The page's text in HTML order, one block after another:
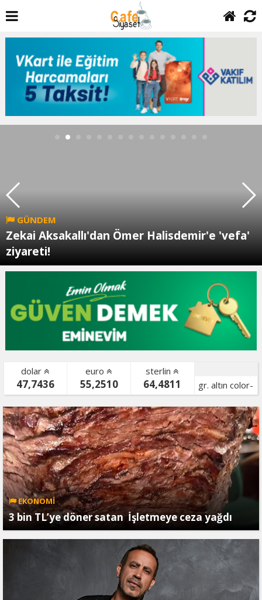
GÜNDEM
Zekai Aksakallı'dan Ömer Halisdemir'e 'vefa'
ziyareti!
dolar
47,7436
euro
55,2510
sterlin
64,4811
gr. altın color-
bist color-
EKONOMİ
3 bin TL’ye döner satan İşletmeye ceza yağdı